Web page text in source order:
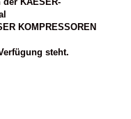
KOMPRESSOREN
steht.